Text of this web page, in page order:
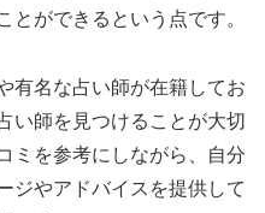
とができるという点です。
有名な占い師が在籍してお
い師を見つけることが大切
ミを参考にしながら、自分
ジやアドバイスを提供して